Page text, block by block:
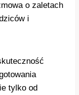
o zaletach
i
tylko od